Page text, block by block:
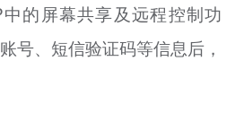
的屏幕共享及远程控制功
号、短信验证码等信息后，